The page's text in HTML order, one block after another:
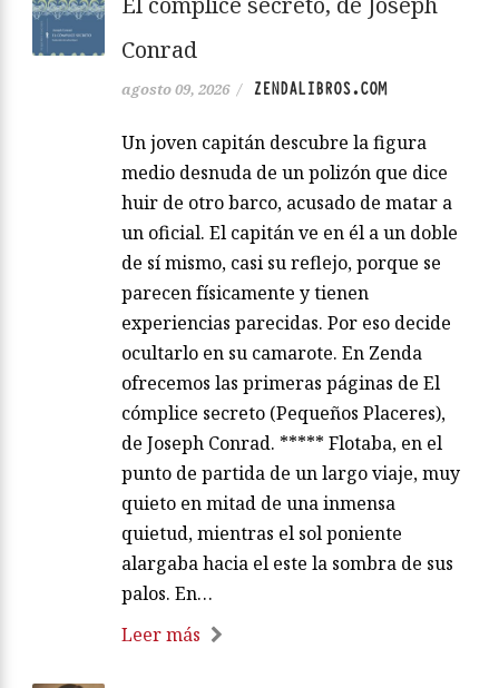
Conrad
agosto 09, 2026 / ZENDALIBROS.COM
Un joven capitán descubre la figura
medio desnuda de un polizón que dice
huir de otro barco, acusado de matar a
un oficial. El capitán ve en él a un doble
de sí mismo, casi su reflejo, porque se
parecen físicamente y tienen
experiencias parecidas. Por eso decide
ocultarlo en su camarote. En Zenda
ofrecemos las primeras páginas de El
cómplice secreto (Pequeños Placeres),
de Joseph Conrad. ***** Flotaba, en el
punto de partida de un largo viaje, muy
quieto en mitad de una inmensa
quietud, mientras el sol poniente
alargaba hacia el este la sombra de sus
palos. En…
Leer más